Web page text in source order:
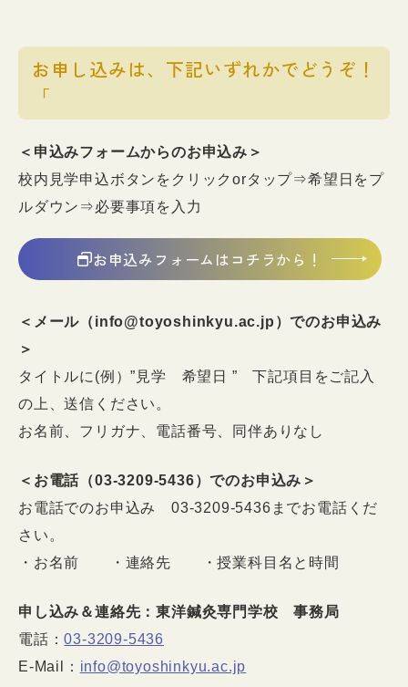
お申し込みは、下記いずれかでどうぞ！
「
＜申込みフォームからのお申込み＞
校内見学申込ボタンをクリックorタップ⇒希望日をプ
ルダウン⇒必要事項を入力
お申込みフォームはコチラから！
＜メール（info@toyoshinkyu.ac.jp）でのお申込み
＞
タイトルに(例）”見学 希望日 ” 下記項目をご記入
の上、送信ください。
お名前、フリガナ、電話番号、同伴ありなし
＜お電話（03-3209-5436）でのお申込み＞
お電話でのお申込み 03-3209-5436までお電話くだ
さい。
・お名前 ・連絡先 ・授業科目名と時間
申し込み＆連絡先：東洋鍼灸専門学校 事務局
電話：03-3209-5436
E-Mail： info@toyoshinkyu.ac.jp